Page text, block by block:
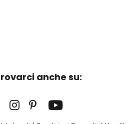
anche su: